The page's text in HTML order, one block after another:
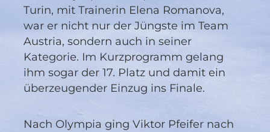
Turin, mit Trainerin Elena Romanova,
war er nicht nur der Jüngste im Team
Austria, sondern auch in seiner
Kategorie. Im Kurzprogramm gelang
ihm sogar der 17. Platz und damit ein
überzeugender Einzug ins Finale.
Nach Olympia ging Viktor Pfeifer nach